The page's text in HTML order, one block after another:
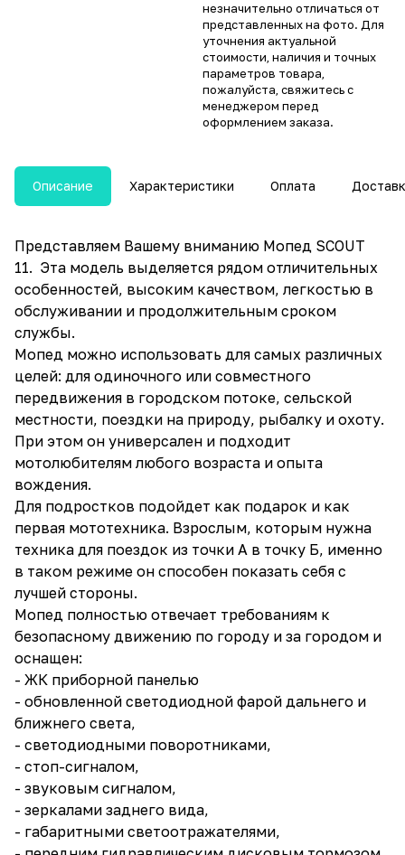
незначительно отличаться от
представленных на фото. Для
уточнения актуальной
стоимости, наличия и точных
параметров товара,
пожалуйста, свяжитесь с
менеджером перед
оформлением заказа.
Описание Характеристики Оплата
Представляем Вашему вниманию Мопед SCOUT
11. Эта модель выделяется рядом отличительных
особенностей, высоким качеством, легкостью в
обслуживании и продолжительным сроком
службы.
Мопед можно использовать для самых различных
целей: для одиночного или совместного
передвижения в городском потоке, сельской
местности, поездки на природу, рыбалку и охоту.
При этом он универсален и подходит
мотолюбителям любого возраста и опыта
вождения.
Для подростков подойдет как подарок и как
первая мототехника. Взрослым, которым нужна
техника для поездок из точки А в точку Б, именно
в таком режиме он способен показать себя с
лучшей стороны.
Мопед полностью отвечает требованиям к
безопасному движению по городу и за городом и
оснащен:
- ЖК приборной панелью
- обновленной светодиодной фарой дальнего и
ближнего света,
- светодиодными поворотниками,
- стоп-сигналом,
- звуковым сигналом,
- зеркалами заднего вида,
- габаритными светоотражателями,